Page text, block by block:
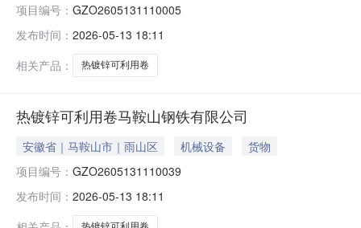
项目编号： GZO2605131110005
发布时间： 2026-05-13 18:11
相关产品：
热镀锌可利用卷
热镀锌可利用卷马鞍山钢铁有限公司
安徽省｜马鞍山市｜雨山区 机械设备
货物
项目编号： GZO2605131110039
发布时间： 2026-05-13 18:11